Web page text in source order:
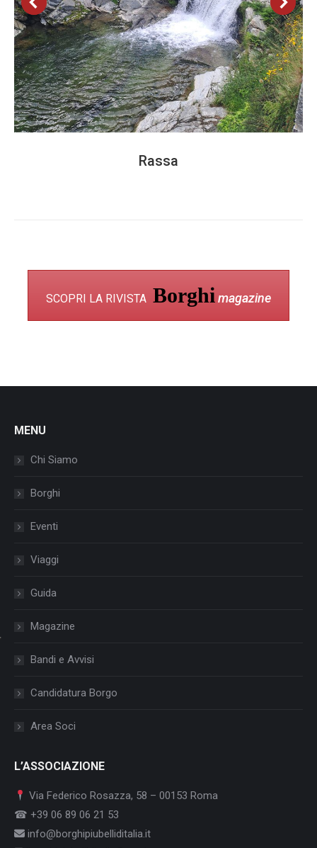
Rassa
SCOPRI LA RIVISTA Borghi magazine
MENU
Chi Siamo
Borghi
Eventi
Viaggi
Guida
Magazine
Bandi e Avvisi
Candidatura Borgo
Area Soci
L’ASSOCIAZIONE
Via Federico Rosazza, 58 – 00153 Roma
☎ +39 06 89 06 21 53
info@borghipiubelliditalia.it